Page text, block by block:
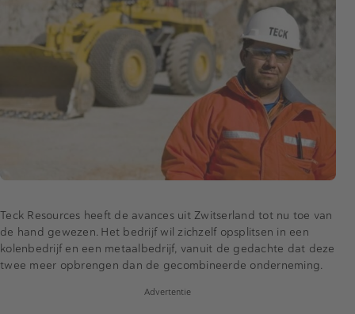
Teck Resources heeft de avances uit Zwitserland tot nu toe van
de hand gewezen. Het bedrijf wil zichzelf opsplitsen in een
kolenbedrijf en een metaalbedrijf, vanuit de gedachte dat deze
twee meer opbrengen dan de gecombineerde onderneming.
Advertentie